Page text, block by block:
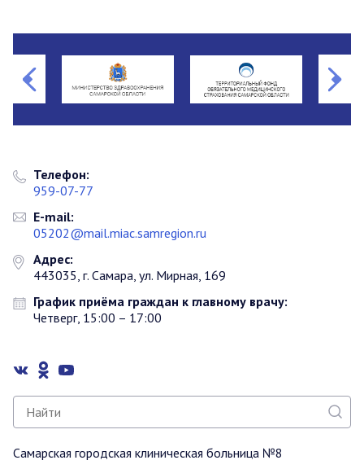
Самарская городская клиническая больница №8
Телефон:
959-07-77
E-mail:
05202@mail.miac.samregion.ru
Адрес:
443035, г. Самара, ул. Мирная, 169
График приёма граждан к главному врачу:
Четверг, 15:00 – 17:00